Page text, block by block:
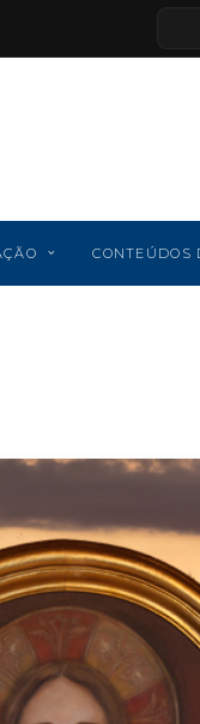
CONTEÚDOS